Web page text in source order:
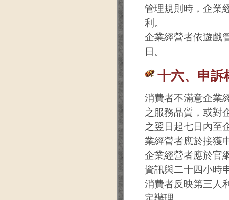
管理規則時，企業
利。
企業經營者依遊戲
日。
十六、申訴
消費者不滿意企業
之服務品質，或對
之翌日起七日內至
業經營者應於接獲
企業經營者應於官
資訊與二十四小時
消費者反映第三人